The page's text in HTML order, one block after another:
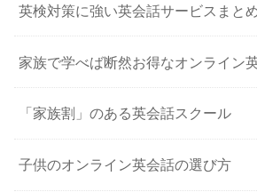
英検対策に強い英会話サービスまと
家族で学べば断然お得なオンライン
「家族割」のある英会話スクール
子供のオンライン英会話の選び方